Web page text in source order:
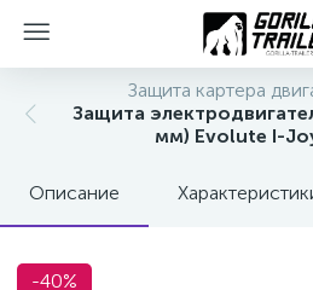
Защита картера
Защита
мм) Evolute I-
Описание
-40%